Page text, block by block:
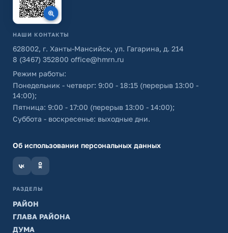
НАШИ КОНТАКТЫ
628002, г. Ханты-Мансийск, ул. Гагарина, д. 214
8 (3467) 352800 office@hmrn.ru
Режим работы:
Понедельник - четверг: 9:00 - 18:15 (перерыв 13:00 -
14:00);
Пятница: 9:00 - 17:00 (перерыв 13:00 - 14:00);
Суббота - воскресенье: выходные дни.
Об использовании персональных данных
РАЗДЕЛЫ
РАЙОН
ГЛАВА РАЙОНА
ДУМА